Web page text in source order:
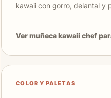
kawaii con gorro, delantal y
Ver muñeca kawaii chef
COLOR Y PALETAS